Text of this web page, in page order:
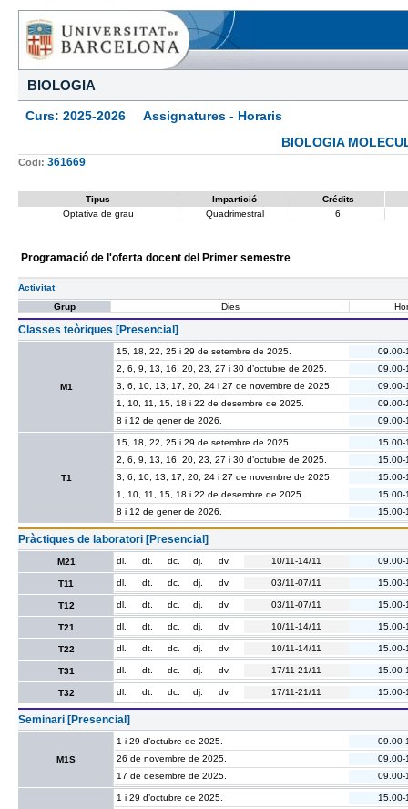
BIOLOGIA
Curs: 2025-2026 Assignatures - Horaris
BIOLOGIA
Codi: 361669
Tipus Impartició
Crédits
Optativa de grau
Quadrimestral 6
Programació de l'oferta docent del Primer semestre
Activitat
Grup
Dies
Classes teòriques [Presencial]
M1
15, 18, 22, 25 i 29 de setembre de 2025.
09.00-
2, 6, 9, 13, 16, 20, 23, 27 i 30 d’octubre de 2025.
09.00-
3, 6, 10, 13, 17, 20, 24 i 27 de novembre de 2025.
09.00-
1, 10, 11, 15, 18 i 22 de desembre de 2025.
09.00-
8 i 12 de gener de 2026.
09.00-
T1
15, 18, 22, 25 i 29 de setembre de 2025.
15.00-
2, 6, 9, 13, 16, 20, 23, 27 i 30 d’octubre de 2025.
15.00-
3, 6, 10, 13, 17, 20, 24 i 27 de novembre de 2025.
15.00-
1, 10, 11, 15, 18 i 22 de desembre de 2025.
15.00-
8 i 12 de gener de 2026.
15.00-
Pràctiques de laboratori [Presencial]
M21 dl. dt. dc. dj. dv. 10/11-14/11 09.00-
T11 dl. dt. dc. dj. dv. 03/11-07/11 15.00-
T12 dl. dt. dc. dj. dv. 03/11-07/11 15.00-
T21 dl. dt. dc. dj. dv. 10/11-14/11 15.00-
T22 dl. dt. dc. dj. dv. 10/11-14/11 15.00-
T31 dl. dt. dc. dj. dv. 17/11-21/11 15.00-
T32 dl. dt. dc. dj. dv. 17/11-21/11 15.00-
Seminari [Presencial]
M1S
1 i 29 d’octubre de 2025.
09.00-
26 de novembre de 2025.
09.00-
17 de desembre de 2025.
09.00-
1 i 29 d’octubre de 2025.
15.00-